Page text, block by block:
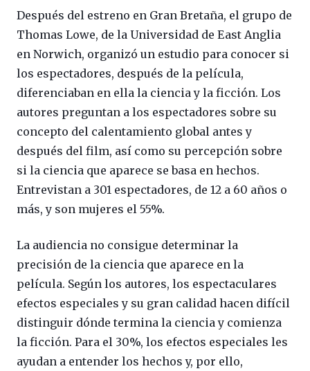
Después del estreno en Gran Bretaña, el grupo de
Thomas Lowe, de la Universidad de East Anglia
en Norwich, organizó un estudio para conocer si
los espectadores, después de la película,
diferenciaban en ella la ciencia y la ficción. Los
autores preguntan a los espectadores sobre su
concepto del calentamiento global antes y
después del film, así como su percepción sobre
si la ciencia que aparece se basa en hechos.
Entrevistan a 301 espectadores, de 12 a 60 años o
más, y son mujeres el 55%.
La audiencia no consigue determinar la
precisión de la ciencia que aparece en la
película. Según los autores, los espectaculares
efectos especiales y su gran calidad hacen difícil
distinguir dónde termina la ciencia y comienza
la ficción. Para el 30%, los efectos especiales les
ayudan a entender los hechos y, por ello,